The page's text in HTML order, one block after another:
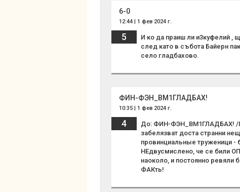
6-0
12:44 | 1 фев 2024 г.
5
И ко да праиш ли и3куфелий ,
след като в събота Байерн
село гладбахово.
ФИН-ФЭН_BM1ГЛАДБАХ!
10:35 | 1 фев 2024 г.
4
До: ФИН-ФЭН_BM1ГЛАДБАХ! /
забелязват доста странни
провинциальные труженици -
НЕдвусмислено, че се били
наоколо, и постоянно ревяли
ФАКть!